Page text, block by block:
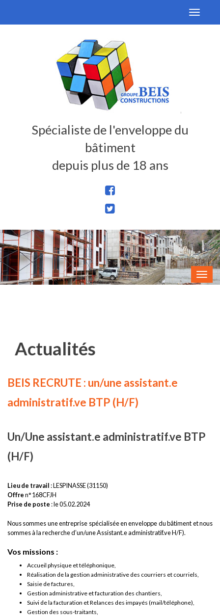
Toggle
Spécialiste de l'enveloppe du
bâtiment
depuis plus de 18 ans
Actualités
BEIS RECRUTE : un/une assistant.e
administratif.ve BTP (H/F)
Un/Une assistant.e administratif.ve BTP
(H/F)
Lieu de travail : LESPINASSE (31150)
Offren° 168CFJH
Prise de poste : le 05.02.2024
Nous sommes une entreprise spécialisée en enveloppe du bâtiment et nous
sommes à la recherche d’un/une Assistant.e administratif.ve H/F).
Vos missions :
Accueil physique et téléphonique,
Réalisation de la gestion administrative des courriers et courriels,
Saisie de factures,
Gestion administrative et facturation des chantiers,
Suivi de la facturation et Relances des impayés (mail/téléphone),
Gestion des sous-traitants,